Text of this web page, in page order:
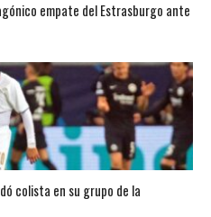
empate del Estrasburgo ante
colista en su grupo de la